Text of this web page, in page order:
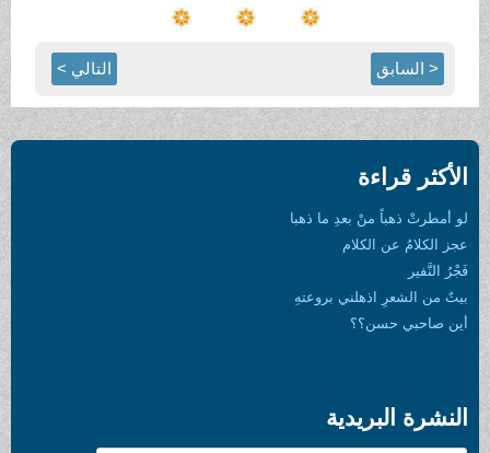
< السابق التالي >
الأكثر قراءة
لو أمطرتْ ذهباً منْ بعدِ ما ذهبا
عجز الكلامُ عن الكلام
فَجْرُ النَّفير
بيتٌ من الشعرِ اذهلني بروعتهِ
أين صاحبي حسن؟؟
النشرة البريدية